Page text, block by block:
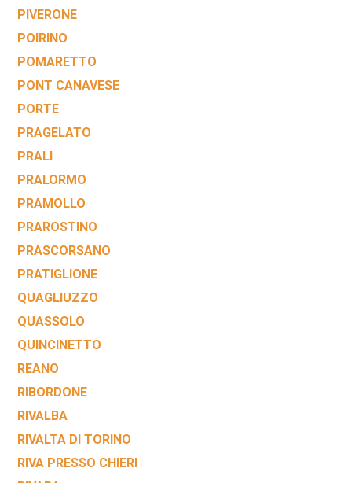
PIVERONE
POIRINO
POMARETTO
PONT CANAVESE
PORTE
PRAGELATO
PRALI
PRALORMO
PRAMOLLO
PRAROSTINO
PRASCORSANO
PRATIGLIONE
QUAGLIUZZO
QUASSOLO
QUINCINETTO
REANO
RIBORDONE
RIVALBA
RIVALTA DI TORINO
RIVA PRESSO CHIERI